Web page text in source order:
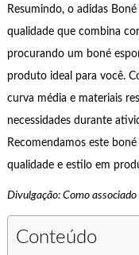
Resumindo, o adidas
qualidade que combina
procurando um boné
produto ideal para você.
curva média e materiais
necessidades durante
Recomendamos este
qualidade e estilo em
Divulgação: Como
Conteúdo